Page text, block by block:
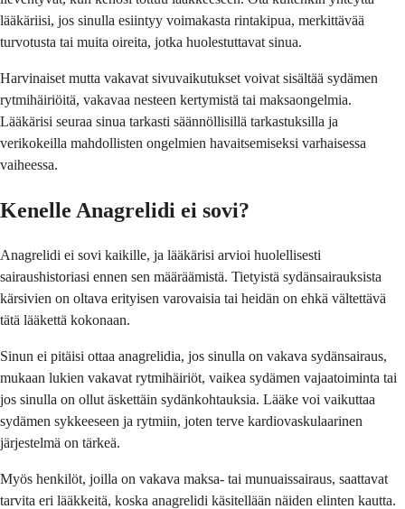
lääkäriisi, jos sinulla esiintyy voimakasta rintakipua, merkittävää
turvotusta tai muita oireita, jotka huolestuttavat sinua.
Harvinaiset mutta vakavat sivuvaikutukset voivat sisältää sydämen
rytmihäiriöitä, vakavaa nesteen kertymistä tai maksaongelmia.
Lääkärisi seuraa sinua tarkasti säännöllisillä tarkastuksilla ja
verikokeilla mahdollisten ongelmien havaitsemiseksi varhaisessa
vaiheessa.
Kenelle Anagrelidi ei sovi?
Anagrelidi ei sovi kaikille, ja lääkärisi arvioi huolellisesti
sairaushistoriasi ennen sen määräämistä. Tietyistä sydänsairauksista
kärsivien on oltava erityisen varovaisia tai heidän on ehkä vältettävä
tätä lääkettä kokonaan.
Sinun ei pitäisi ottaa anagrelidia, jos sinulla on vakava sydänsairaus,
mukaan lukien vakavat rytmihäiriöt, vaikea sydämen vajaatoiminta tai
jos sinulla on ollut äskettäin sydänkohtauksia. Lääke voi vaikuttaa
sydämen sykkeeseen ja rytmiin, joten terve kardiovaskulaarinen
järjestelmä on tärkeä.
Myös henkilöt, joilla on vakava maksa- tai munuaissairaus, saattavat
tarvita eri lääkkeitä, koska anagrelidi käsitellään näiden elinten kautta.